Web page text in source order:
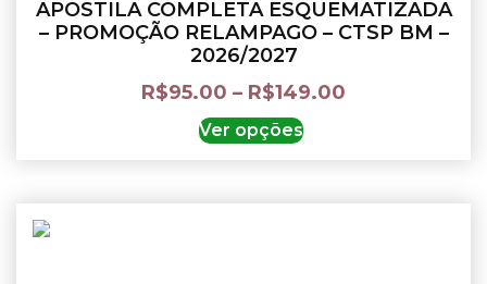
APOSTILA COMPLETA ESQUEMATIZADA
– PROMOÇÃO RELAMPAGO – CTSP BM –
2026/2027
R$95.00 – R$149.00
Ver opções